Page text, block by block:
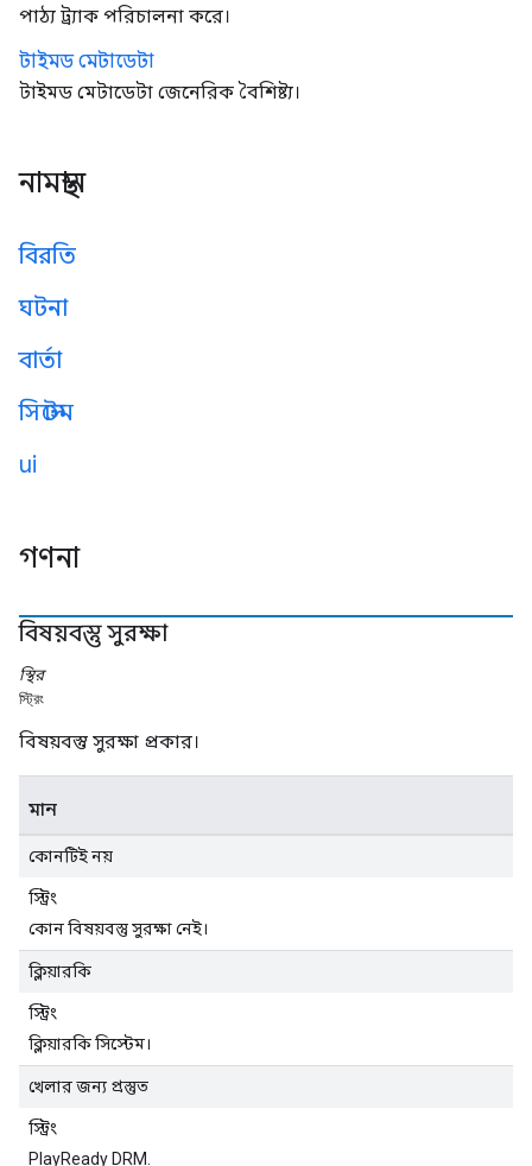
পাঠ্য ট্র্যাক পরিচালনা করে।
টাইমড মেটাডেটা
টাইমড মেটাডেটা জেনেরিক বৈশিষ্ট্য।
নামস্থান
বিরতি
ঘটনা
বার্তা
সিস্টেম
ui
গণনা
বিষয়বস্তু সুরক্ষা
স্থির
স্ট্রিং
বিষয়বস্তু সুরক্ষা প্রকার।
মান
কোনটিই নয়
স্ট্রিং
কোন বিষয়বস্তু সুরক্ষা নেই।
ক্লিয়ারকি
স্ট্রিং
ক্লিয়ারকি সিস্টেম।
খেলার জন্য প্রস্তুত
স্ট্রিং
PlayReady DRM.